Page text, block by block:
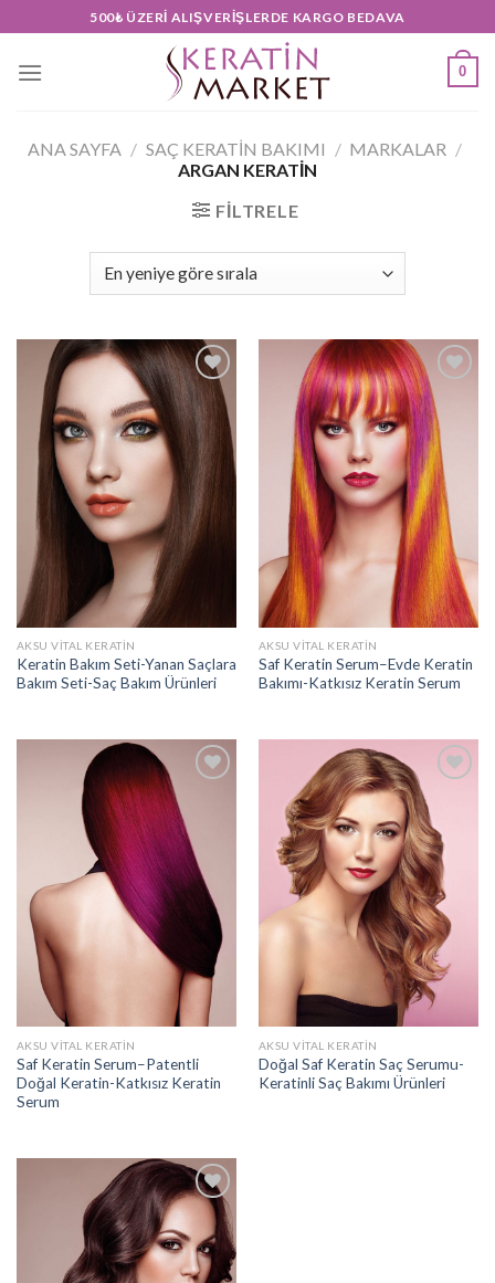
to
content
500₺ ÜZERI ALIŞVERIŞLERDE KARGO BEDAVA
0
ANA SAYFA / SAÇ KERATİN BAKIMI / MARKALAR /
ARGAN KERATIN
FILTRELE
Add to
wishlist
AKSU VITAL KERATIN
Keratin Bakım Seti-Yanan Saçlara
Bakım Seti-Saç Bakım Ürünleri
Add to
wishlist
AKSU VITAL KERATIN
Saf Keratin Serum–Evde Keratin
Bakımı-Katkısız Keratin Serum
wishlist
AKSU VITAL KERATIN
Saf Keratin Serum–Patentli
Doğal Keratin-Katkısız Keratin
Serum
wishlist
AKSU VITAL KERATIN
Doğal Saf Keratin Saç Serumu-
Keratinli Saç Bakımı Ürünleri
Add to
wishlist